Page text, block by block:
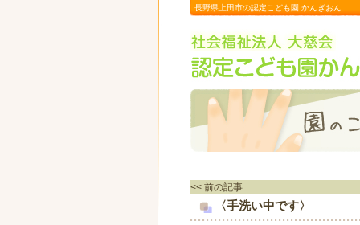
長野県上田市の認定こども園 かんぎおん
<< 前の記事
〈手洗い中です〉